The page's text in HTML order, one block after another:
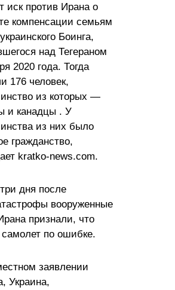
иск против Ирана о
компенсации семьям
Боинга,
над Тегераном
2020 года. Тогда
176 человек,
из которых —
и канадцы . У
из них было
гражданство,
kratko-news.com.
дня после
вооруженные
признали, что
по ошибке.
заявлении
Украина,